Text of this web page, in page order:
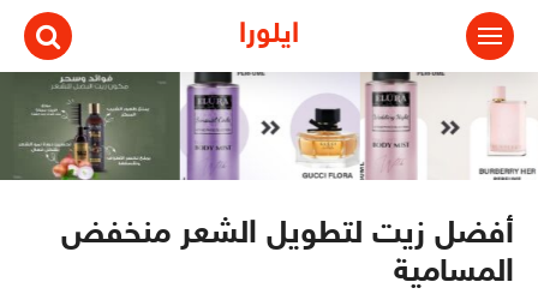
ايلورا
أفضل زيت لتطويل الشعر منخفض
المسامية